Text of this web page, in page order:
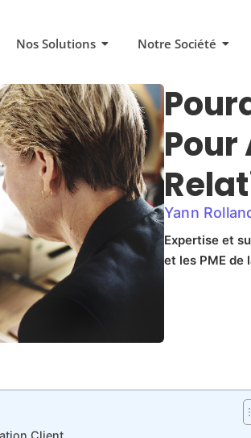
Nos Solutions Notre Société
Yann
Expertise et
et les PME de
Client